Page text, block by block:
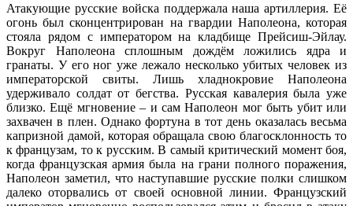
Атакующие русские войска поддержала наша артиллерия. Её
огонь был сконцентрирован на гвардии Наполеона, которая
стояла рядом с императором на кладбище Прейсиш-Эйлау.
Вокруг Наполеона сплошным дождём ложились ядра и
гранаты. У его ног уже лежало несколько убитых человек из
императорской свиты. Лишь хладнокровие Наполеона
удерживало солдат от бегства. Русская кавалерия была уже
близко. Ещё мгновение – и сам Наполеон мог быть убит или
захвачен в плен. Однако фортуна в тот день оказалась весьма
капризной дамой, которая обращала свою благосклонность то
к французам, то к русским. В самый критический момент боя,
когда французская армия была на грани полного поражения,
Наполеон заметил, что наступавшие русские полки слишком
далеко оторвались от своей основной линии. Французский